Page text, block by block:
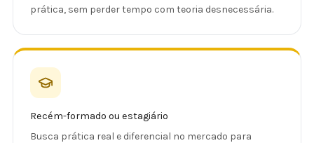
prática, sem perder tempo com teoria desnecessária.
Recém-formado ou estagiário
Busca prática real e diferencial no mercado para